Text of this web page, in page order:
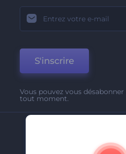
S'inscrire
Vous pouvez vous
tout moment.
A Propos De Nous